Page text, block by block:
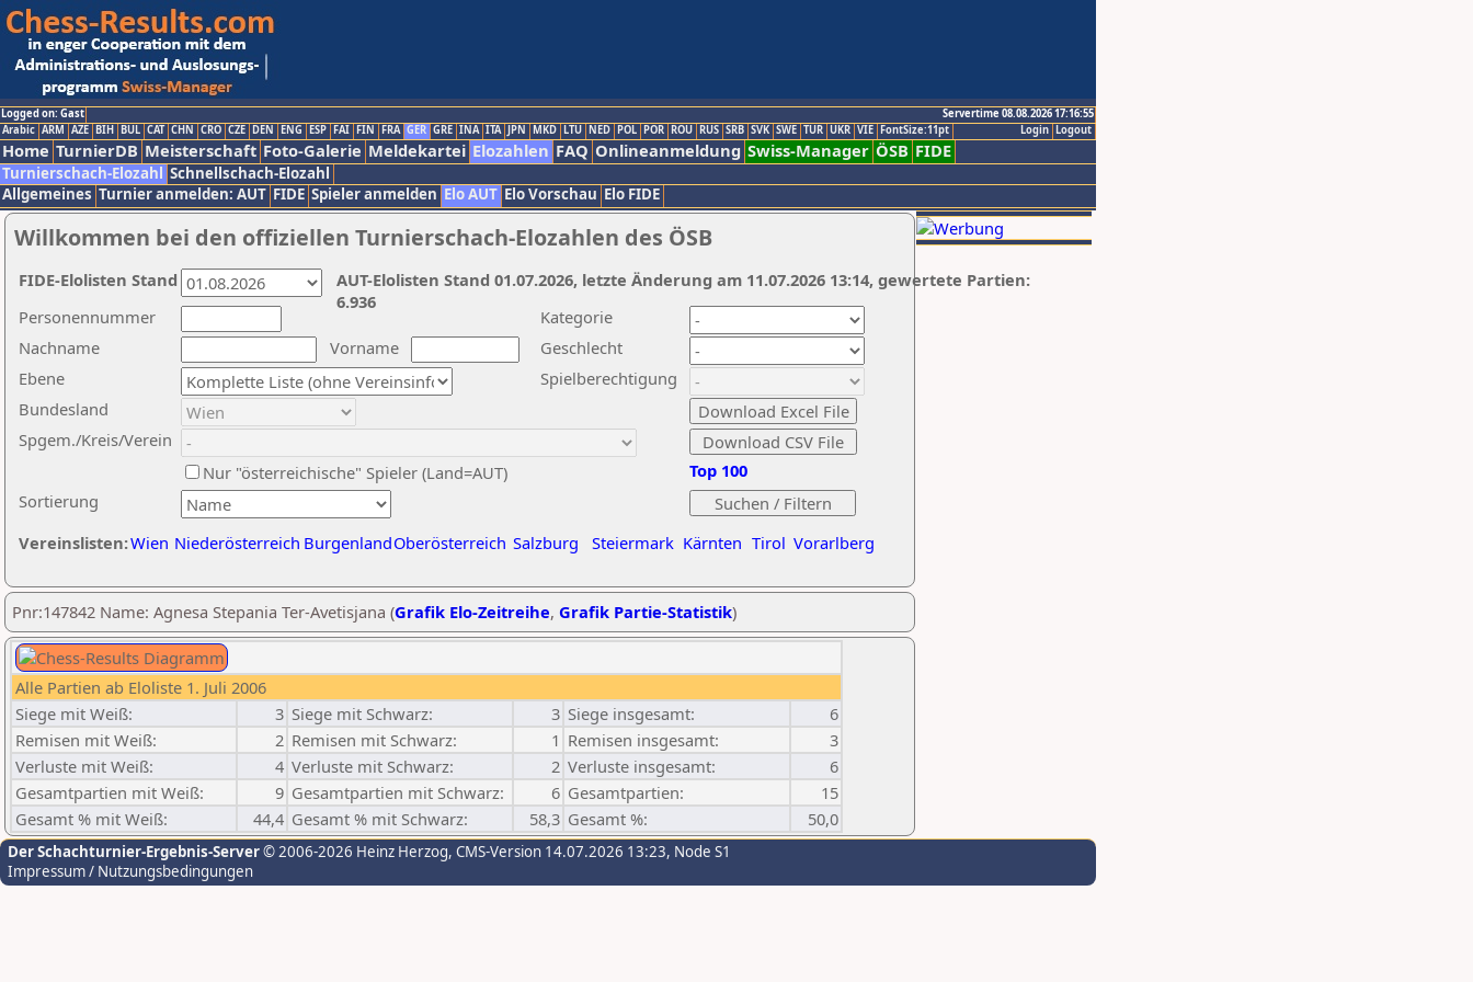
Logged on: Gast
Servertime 08.08.2026 17:16:55
Logout
Login
Arabic ARM AZE BIH BUL CAT CHN CRO CZE DEN ENG ESP FAI FIN FRA GER GRE INA ITA JPN MKD LTU NED POL POR ROU RUS SRB SVK SWE TUR UKR VIE FontSize:11pt
Home TurnierDB Meisterschaft Foto-Galerie Meldekartei Elozahlen FAQ Onlineanmeldung Swiss-Manager ÖSB FIDE
Turnierschach-Elozahl Schnellschach-Elozahl
Allgemeines Turnier anmelden: AUT FIDE Spieler anmelden Elo AUT Elo Vorschau Elo FIDE
Willkommen bei den offiziellen Turnierschach-Elozahlen des ÖSB
Nachname
Vorname
Ebene
Kategorie
Sortierung
Personennummer
Bundesland
Spgem./Kreis/Verein
Geschlecht
Nur "österreichische" Spieler (Land=AUT)
Spielberechtigung
Vereinslisten:Wien Niederösterreich BurgenlandOberösterreich Salzburg Steiermark Kärnten Tirol Vorarlberg
Top 100
AUT-Elolisten Stand 01.07.2026, letzte Änderung am 11.07.2026 13:14, gewertete Partien:
6.936
FIDE-Elolisten Stand
Pnr:147842 Name: Agnesa Stepania Ter-Avetisjana (Grafik Elo-Zeitreihe, Grafik Partie-Statistik)
Alle Partien ab Eloliste 1. Juli 2006
Siege mit Weiß:
3 Siege mit Schwarz: 3 Siege insgesamt:
6
Remisen mit Weiß:
2 Remisen mit Schwarz: 1 Remisen insgesamt:
3
Verluste mit Weiß:
4 Verluste mit Schwarz: 2 Verluste insgesamt:
6
Gesamtpartien mit Weiß:
9 Gesamtpartien mit Schwarz: 6 Gesamtpartien:
15
Gesamt % mit Weiß:
44,4 Gesamt % mit Schwarz: 58,3 Gesamt %: 50,0
Der Schachturnier-Ergebnis-Server© 2006-2026 Heinz Herzog, CMS-Version 14.07.2026 13:23, Node S1
Impressum / Nutzungsbedingungen